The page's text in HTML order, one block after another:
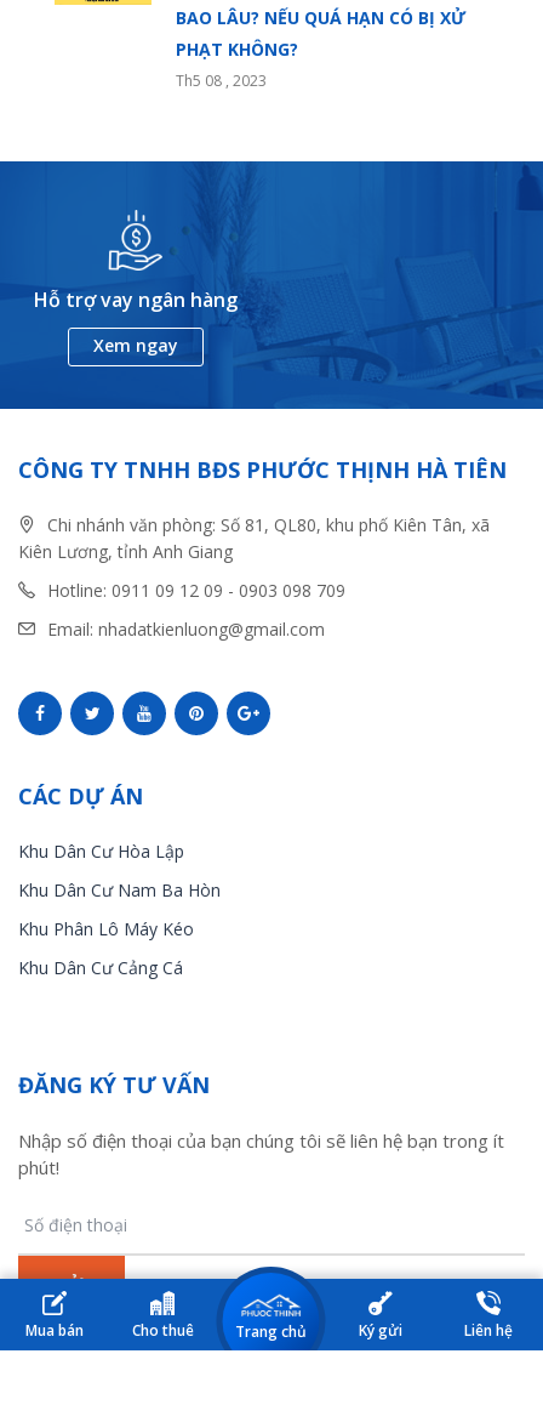
BAO LÂU? NẾU QUÁ HẠN CÓ BỊ XỬ
PHẠT KHÔNG?
Th5 08 , 2023
Hỗ trợ vay ngân hàng
Xem ngay
CÔNG TY TNHH BĐS PHƯỚC THỊNH HÀ TIÊN
Chi nhánh văn phòng: Số 81, QL80, khu phố Kiên Tân, xã
Kiên Lương, tỉnh Anh Giang
Hotline: 0911 09 12 09 - 0903 098 709
Email: nhadatkienluong@gmail.com
Mua bán Cho thuê Trang chủ Ký gửi Liên hệ
CÁC DỰ ÁN
Khu Dân Cư Hòa Lập
Khu Dân Cư Nam Ba Hòn
Khu Phân Lô Máy Kéo
Khu Dân Cư Cảng Cá
ĐĂNG KÝ TƯ VẤN
Nhập số điện thoại của bạn chúng tôi sẽ liên hệ bạn trong ít
phút!